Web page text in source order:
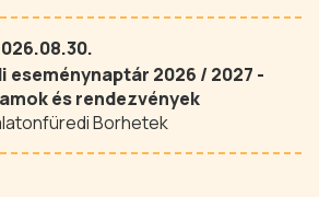
eseménynaptár 2026 / 2027 -
és rendezvények
Borhetek